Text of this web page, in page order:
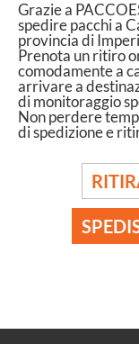
Grazie a
spedire pacchi a
provincia di
Prenota un ritiro
comodamente a
arrivare a
di monitoraggio
Non perdere
di spedizione e